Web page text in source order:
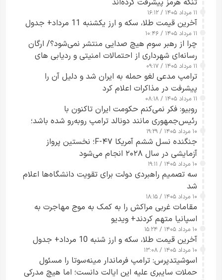
تنگه هرمز پیشرفت کرده‌اند
۱۱ مرداد ۱۴۰۵ / ۱۶:۱۲
آخرین قیمت طلا، سکه و ارز یکشنبه 11 مرداد+ جدول
۱۱ مرداد ۱۴۰۵ / ۱۰:۴۶
چرا از رهبر سوم هیچ صدایی منتشر نمی‌شود؟/ ارگان
رسانه‌ای شهرداری از احتمالات امنیتی و ردیابی های
جاسوسی گفت
۱۱ مرداد ۱۴۰۵ / ۰۹:۱۷
ترامپ مدعی لغو حمله به ایران شد و دلیل آن را
پیشرفت در مذاکرات اعلام کرد
۱۱ مرداد ۱۴۰۵ / ۰۸:۱۸
روبیو: فکر نمی‌کنم حکومت ایران تاکنون با
رئیس‌جمهوری مانند دونالد ترامپ روبه‌رو شده باشد؛
کسی که واقعاً دست به اقدام می‌زند
۱۰ مرداد ۱۴۰۵ / ۱۹:۲۹
جنگنده نسل ششم آمریکا F-۴۷؛ نخستین پرواز
آزمایشی در سال ۲۰۲۸ انجام می‌شود
۱۰ مرداد ۱۴۰۵ / ۱۹:۱۱
سه تصمیم راهبردی دولت برای تقویت دانشگاه‌ها اعلام
شد
۱۰ مرداد ۱۴۰۵ / ۱۸:۱۵
مقامات غربی مراکش را به کمک به موج مهاجرت به
اسپانیا متهم کردند+ ویدیو
۱۰ مرداد ۱۴۰۵ / ۱۵:۲۴
آخرین قیمت طلا، سکه و ارز شنبه 10 مرداد+ جدول
۱۰ مرداد ۱۴۰۵ / ۱۳:۰۸
اسوشیتدپرس: ترامپ فرماندار مینه‌سوتا را مسئول
حملات سایبری علیه این ایالت دانست؛ اما هیچ مدرکی